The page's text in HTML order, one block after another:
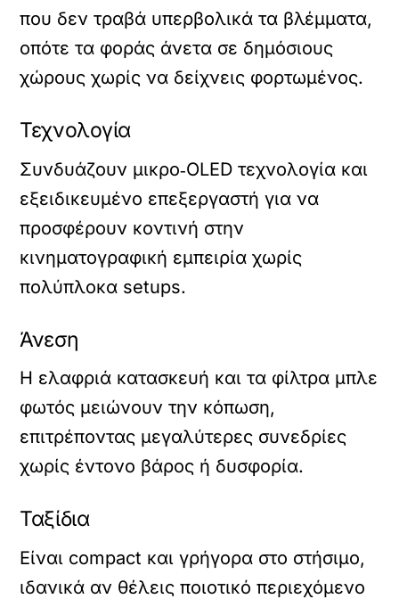
που δεν τραβά υπερβολικά τα βλέμματα,
οπότε τα φοράς άνετα σε δημόσιους
χώρους χωρίς να δείχνεις φορτωμένος.
Τεχνολογία
Συνδυάζουν μικρο‑OLED τεχνολογία και
εξειδικευμένο επεξεργαστή για να
προσφέρουν κοντινή στην
κινηματογραφική εμπειρία χωρίς
πολύπλοκα setups.
Άνεση
Η ελαφριά κατασκευή και τα φίλτρα μπλε
φωτός μειώνουν την κόπωση,
επιτρέποντας μεγαλύτερες συνεδρίες
χωρίς έντονο βάρος ή δυσφορία.
Ταξίδια
Είναι compact και γρήγορα στο στήσιμο,
ιδανικά αν θέλεις ποιοτικό περιεχόμενο